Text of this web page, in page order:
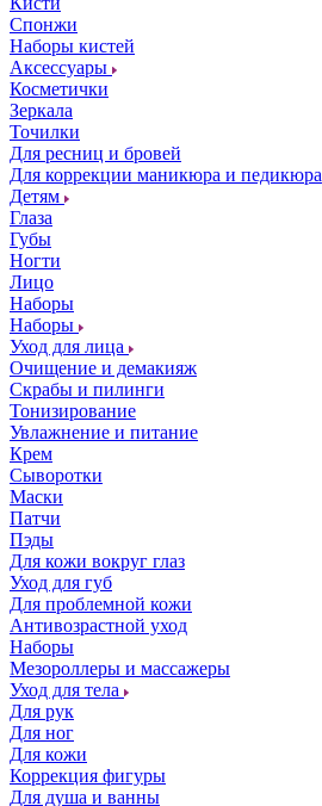
Спонжи
Наборы кистей
Аксессуары
Косметички
Зеркала
Точилки
Для ресниц и бровей
Для коррекции маникюра и педикюра
Детям
Глаза
Губы
Ногти
Лицо
Наборы
Наборы
Уход для лица
Очищение и демакияж
Скрабы и пилинги
Тонизирование
Увлажнение и питание
Крем
Сыворотки
Маски
Патчи
Пэды
Для кожи вокруг глаз
Уход для губ
Для проблемной кожи
Антивозрастной уход
Наборы
Мезороллеры и массажеры
Уход для тела
Для рук
Для ног
Для кожи
Коррекция фигуры
Для душа и ванны